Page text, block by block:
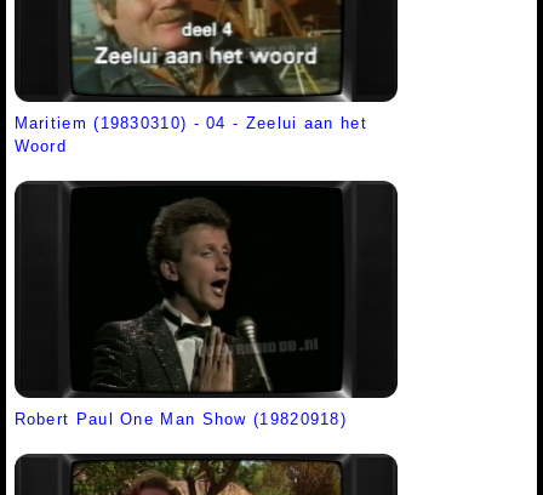
Maritiem (19830310) - 04 - Zeelui aan het
Woord
Robert Paul One Man Show (19820918)